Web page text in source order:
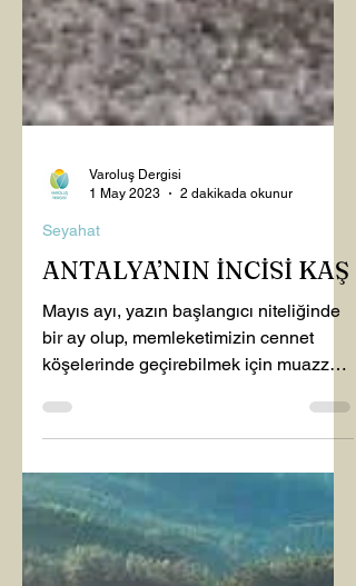
1 May 2023
2 dakikada okunur
Seyahat
köşelerinde geçirebilmek için muazzam
bir aydır. Akdeniz’in...